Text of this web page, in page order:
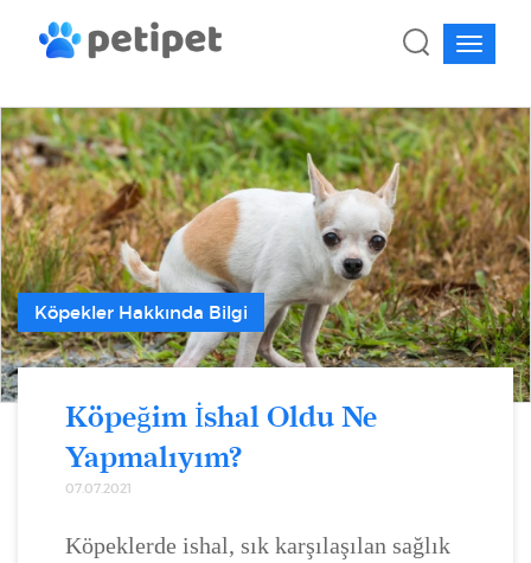
Köpekler Hakkında Bilgi
Köpeğim İshal Oldu Ne
Yapmalıyım?
07.07.2021
Köpeklerde ishal, sık karşılaşılan sağlık